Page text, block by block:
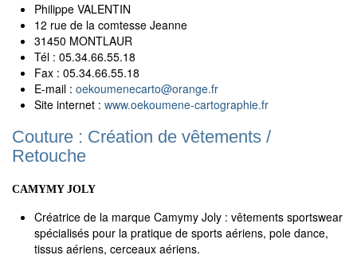
Philippe VALENTIN
12 rue de la comtesse Jeanne
31450 MONTLAUR
Tél : 05.34.66.55.18
Fax : 05.34.66.55.18
E-mail : oekoumenecarto@orange.fr
Site internet : www.oekoumene-cartographie.fr
Couture : Création de vêtements /
Retouche
CAMYMY JOLY
Créatrice de la marque Camymy Joly : vêtements sportswear
spécialisés pour la pratique de sports aériens, pole dance,
tissus aériens, cerceaux aériens.